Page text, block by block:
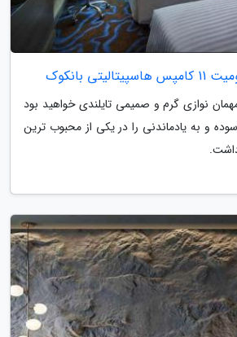
بانکوک
نوازی گرم و صمیمی تایلندی خواهید بود
و به یادماندنی را در یکی از محبوب ترین